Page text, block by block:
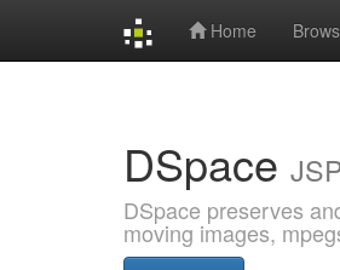
Home
DSpace
DSpace preserves
moving images,